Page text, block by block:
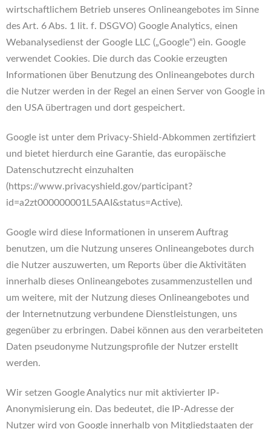
wirtschaftlichem Betrieb unseres Onlineangebotes im Sinne
des Art. 6 Abs. 1 lit. f. DSGVO) Google Analytics, einen
Webanalysedienst der Google LLC („Google“) ein. Google
verwendet Cookies. Die durch das Cookie erzeugten
Informationen über Benutzung des Onlineangebotes durch
die Nutzer werden in der Regel an einen Server von Google in
den USA übertragen und dort gespeichert.
Google ist unter dem Privacy-Shield-Abkommen zertifiziert
und bietet hierdurch eine Garantie, das europäische
Datenschutzrecht einzuhalten
(https://www.privacyshield.gov/participant?
id=a2zt000000001L5AAI&status=Active).
Google wird diese Informationen in unserem Auftrag
benutzen, um die Nutzung unseres Onlineangebotes durch
die Nutzer auszuwerten, um Reports über die Aktivitäten
innerhalb dieses Onlineangebotes zusammenzustellen und
um weitere, mit der Nutzung dieses Onlineangebotes und
der Internetnutzung verbundene Dienstleistungen, uns
gegenüber zu erbringen. Dabei können aus den verarbeiteten
Daten pseudonyme Nutzungsprofile der Nutzer erstellt
werden.
Wir setzen Google Analytics nur mit aktivierter IP-
Anonymisierung ein. Das bedeutet, die IP-Adresse der
Nutzer wird von Google innerhalb von Mitgliedstaaten der